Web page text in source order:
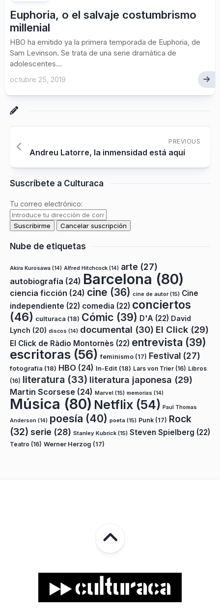
Euphoria, o el salvaje costumbrismo
millenial
HBO ha emitido ya la primera temporada de Euphoria, de
Sam Levinson. Se trata de una serie dramática de
adolescentes...
octubre 25, 2019
PREVIOUS
Andreu Latorre, la inmensidad está aquí
Suscríbete a Culturaca
Tu correo electrónico:
Nube de etiquetas
Akira Kurosawa (14) Alfred Hitchcock (14) arte (27)
autobiografía (24) Barcelona (80)
ciencia ficción (24) cine (36) cine de autor(15) Cine
independiente (22) comedia (22) conciertos
(46) culturaca (18) Cómic (39) D'A (22) David
Lynch (20) discos (14) documental (30) El Click (29)
El Click de Ràdio Montornès (22) entrevista (39)
escritoras (56) feminismo (17) Festival (27)
fotografía (18) HBO (24) In-Edit (18) Lars von Trier (16) Libros
(16) literatura (33) literatura japonesa (29)
Martin Scorsese (24) Marvel (15) memorias (14)
Música (80) Netflix (54) Paul Thomas
Anderson (14) poesía (40) poeta (15) Punk (17) Rock
(32) serie (28) Stanley Kubrick (15) Steven Spielberg (22)
Teatro (16) Werner Herzog (17)